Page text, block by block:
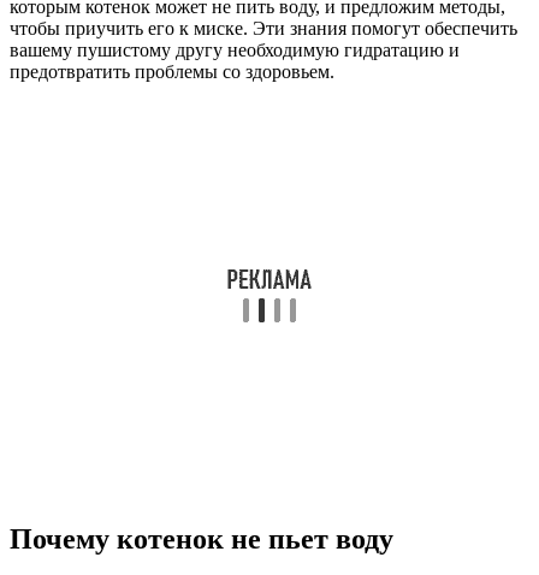
которым котенок может не пить воду, и предложим методы,
чтобы приучить его к миске. Эти знания помогут обеспечить
вашему пушистому другу необходимую гидратацию и
предотвратить проблемы со здоровьем.
Почему котенок не пьет воду